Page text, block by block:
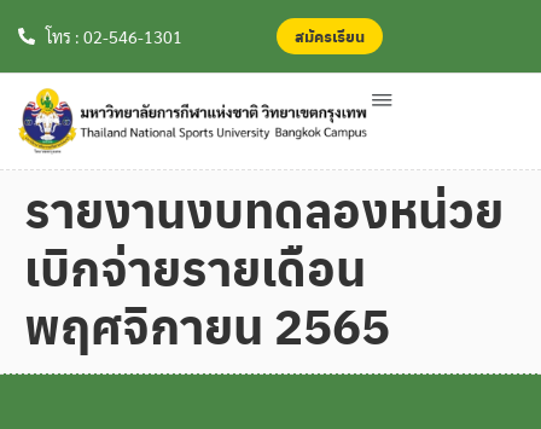
โทร : 02-546-1301 สมัครเรียน
รายงานงบทดลองหน่วย
เบิกจ่ายรายเดือน
พฤศจิกายน 2565